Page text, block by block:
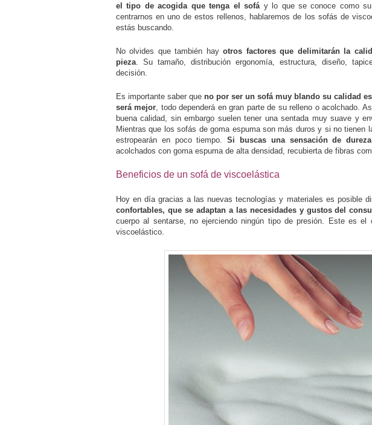
el tipo de acogida que tenga el sofáy lo que se conoce como
centrarnos en uno de estos rellenos, hablaremos de los sofás de
estás buscando.
No olvides que también hayotros factores que delimitarán la
pieza. Su tamaño, distribución ergonomía, estructura, diseño,
decisión.
Es importante saber que no por ser un sofá muy blando su calidad
será mejor, todo dependerá en gran parte de su relleno o acolchado.
buena calidad, sin embargo suelen tener una sentada muy suave y
Mientras que los sofás de goma espuma son más duros y si no tienen
estropearán en poco tiempo.Si buscas una sensación de
acolchados con goma espuma de alta densidad, recubierta de fibras
Beneficios de un sofá de viscoelástica
Hoy en día gracias a las nuevas tecnologías y materiales es posible
confortables, que se adaptan a las necesidades y gustos del
cuerpo al sentarse, no ejerciendo ningún tipo de presión. Este es
viscoelástico.